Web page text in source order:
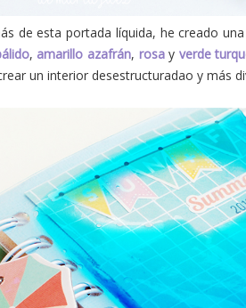
de esta portada líquida, he creado
, amarillo azafrán, rosay verde
un interior desestructuradao y más